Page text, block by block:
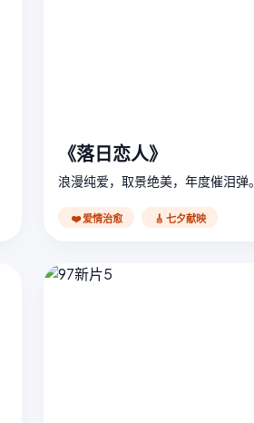
《落日恋人》
浪漫纯爱，取景绝美，年度催泪弹。
❤️ 爱情治愈 🎸 七夕献映